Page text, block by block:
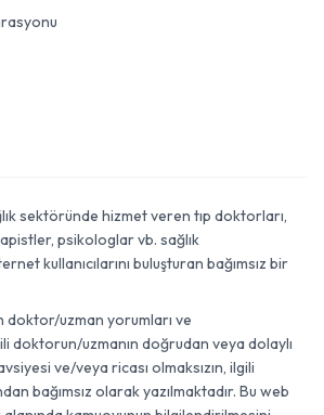
sektöründe hizmet veren tıp doktorları,
psikologlar vb. sağlık
kullanıcılarını buluşturan bağımsız bir
doktor/uzman yorumları ve
doktorun/uzmanın doğrudan veya dolaylı
ve/veya ricası olmaksızın, ilgili
bağımsız olarak yazılmaktadır. Bu web